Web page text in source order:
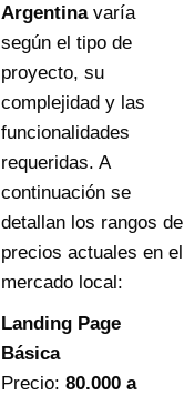
Argentinavaría
según el tipo de
proyecto, su
complejidad y las
funcionalidades
requeridas. A
continuación se
detallan los rangos de
precios actuales en el
mercado local:
Landing Page
Básica
Precio: 80.000 a